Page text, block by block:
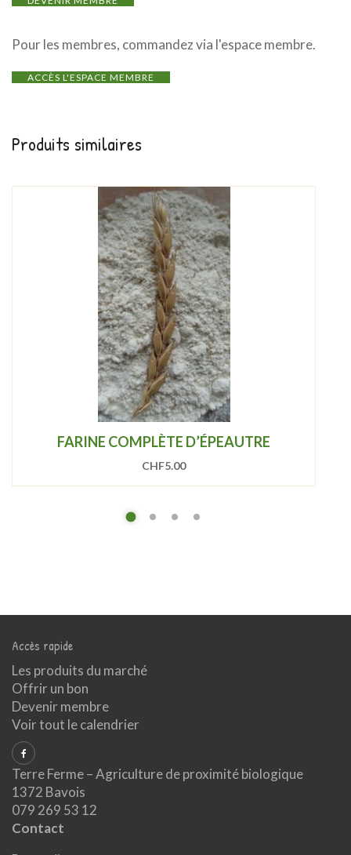
Pour les membres, commandez via l'espace membre.
ACCÈS L'ESPACE MEMBRE
Produits similaires
FARINE COMPLÈTE D’ÉPEAUTRE
CHF5.00
Accès rapide
Les produits du marché
Offrir un bon
Devenir membre
Voir tout le calendrier
Terre Ferme – Agriculture de proximité biologique
1372 Bavois
079 269 53 12
Contact